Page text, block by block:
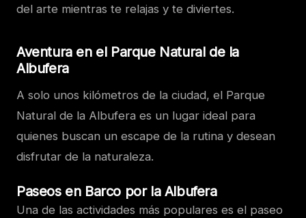
del arte mientras te relajas y te diviertes.
Aventura en el Parque Natural de la
Albufera
A solo unos kilómetros de la ciudad, el Parque
Natural de la Albufera es un lugar ideal para
quienes buscan un escape de la rutina y desean
disfrutar de la naturaleza.
Paseos en Barco por la Albufera
Una de las actividades más populares es el paseo